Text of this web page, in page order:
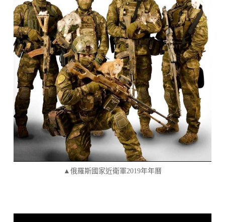
▲俄羅斯國家近衛軍2019年年曆